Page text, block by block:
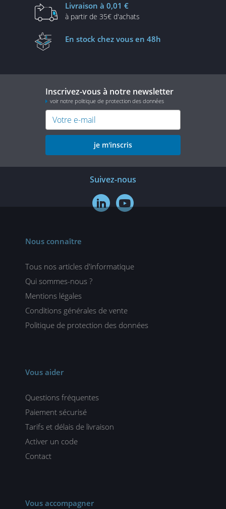
Livraison à 0,01 €
à partir de 35€ d'achats
En stock chez vous en 48h
Inscrivez-vous à notre newsletter
voir notre politique de protection des données
je m'inscris
Suivez-nous
 
Nous connaître
Tous nos articles d'informatique
Qui sommes-nous ?
Mentions légales
Conditions générales de vente
Politique de protection des données
Vous aider
Questions fréquentes
Paiement sécurisé
Tarifs et délais de livraison
Activer un code
Contact
Vous accompagner